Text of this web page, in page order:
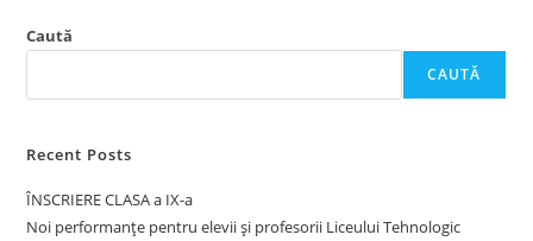
Caută
CAUTĂ
Recent Posts
ÎNSCRIERE CLASA a IX-a
Noi performanțe pentru elevii și profesorii Liceului Tehnologic